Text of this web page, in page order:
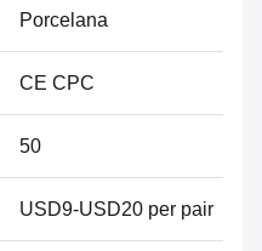
Porcelana
CE CPC
50
USD9-USD20 per pair